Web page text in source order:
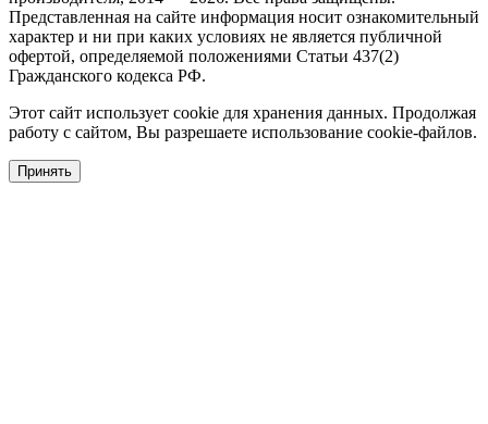
Представленная на сайте информация носит ознакомительный
характер и ни при каких условиях не является публичной
офертой, определяемой положениями Статьи 437(2)
Гражданского кодекса РФ.
Этот сайт использует cookie для хранения данных. Продолжая
работу с сайтом, Вы разрешаете использование cookie-файлов.
Принять